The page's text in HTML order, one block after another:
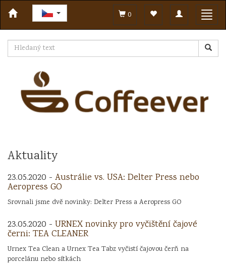
Toggle
navigation
0
Aktuality
23.05.2020 - Austrálie vs. USA: Delter Press nebo
Aeropress GO
Srovnali jsme dvě novinky: Delter Press a Aeropress GO
23.05.2020 - URNEX novinky pro vyčištění čajové
černi: TEA CLEANER
Urnex Tea Clean a Urnex Tea Tabz vyčistí čajovou čerň na
porcelánu nebo sítkách